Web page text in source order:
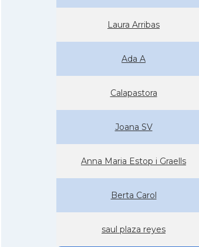
Laura Arribas
Ada A
Calapastora
Joana SV
Anna Maria Estop i Graells
Berta Carol
saul plaza reyes